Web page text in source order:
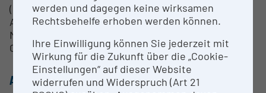
(im Rahmen der F&E-Infrastrukturförderung, 2.
Ausschreibung, 2018, Projekt 870530 „Unlocking the
Microcosm – Micro-CT Analyses in Museum
Collections“).
ANSPRECHPERSON
werden und dagegen keine wirksamen
Rechtsbehelfe erhoben werden können.
Ihre Einwilligung können Sie jederzeit mit
Wirkung für die Zukunft über die „Cookie-
Einstellungen“ auf dieser Website
widerrufen und Widerspruch (Art 21